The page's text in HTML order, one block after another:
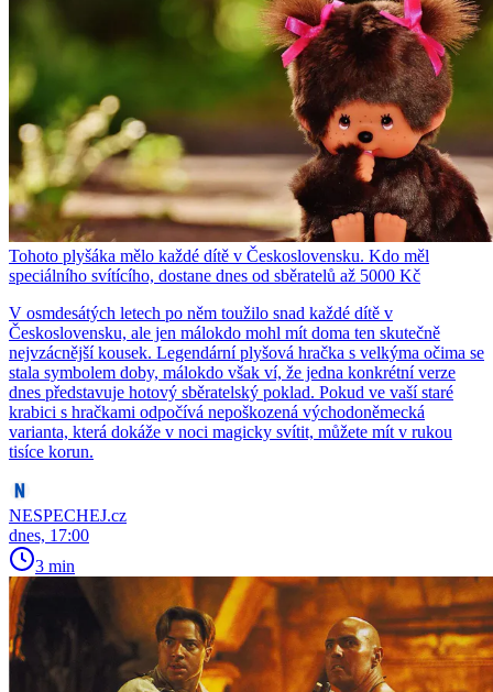
Tohoto plyšáka mělo každé dítě v Československu. Kdo měl
speciálního svítícího, dostane dnes od sběratelů až 5000 Kč
V osmdesátých letech po něm toužilo snad každé dítě v
Československu, ale jen málokdo mohl mít doma ten skutečně
nejvzácnější kousek. Legendární plyšová hračka s velkýma očima se
stala symbolem doby, málokdo však ví, že jedna konkrétní verze
dnes představuje hotový sběratelský poklad. Pokud ve vaší staré
krabici s hračkami odpočívá nepoškozená východoněmecká
varianta, která dokáže v noci magicky svítit, můžete mít v rukou
tisíce korun.
NESPECHEJ.cz
dnes, 17:00
3 min